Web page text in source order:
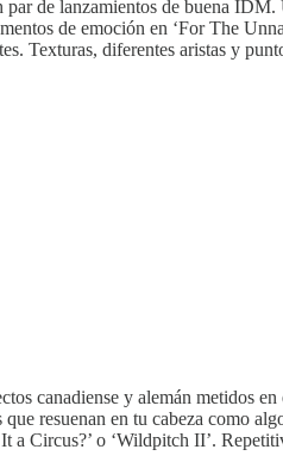
de lanzamientos de buena
de emoción en ‘For The
Texturas, diferentes aristas y
canadiense y alemán metidos
resuenan en tu cabeza como
a Circus?’ o ‘Wildpitch II’.